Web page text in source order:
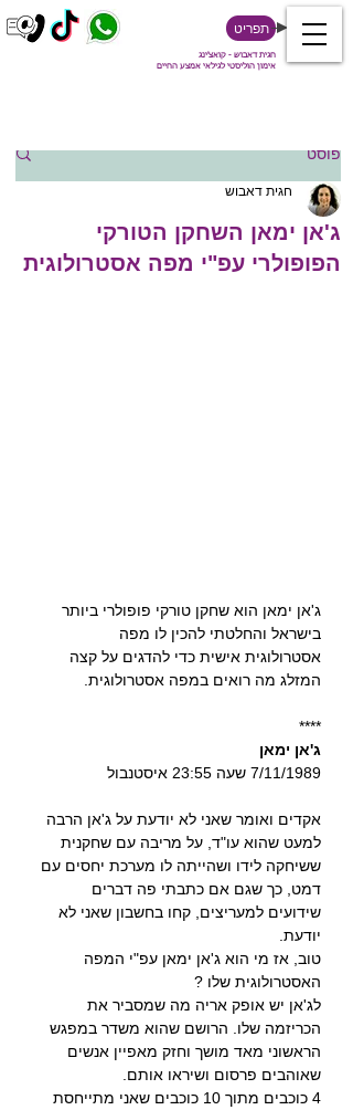
חגית דאבוש - קואצ'ינג
אימון הוליסטי לגילאי אמצע החיים
תפריט
פוסט
ג'אן ימאן השחקן הטורקי
הפופולרי עפ"י מפה אסטרולוגית
חגית דאבוש
ג'אן ימאן הוא שחקן טורקי פופולרי ביותר
בישראל והחלטתי להכין לו מפה
אסטרולוגית אישית כדי להדגים על קצה
המזלג מה רואים במפה אסטרולוגית.
****
ג'אן ימאן
7/11/1989 שעה 23:55 איסטנבול
אקדים ואומר שאני לא יודעת על ג'אן הרבה
למעט שהוא עו"ד, על מריבה עם שחקנית
ששיחקה לידו ושהייתה לו מערכת יחסים עם
דמט, כך שגם אם כתבתי פה דברים
שידועים למעריצים, קחו בחשבון שאני לא
יודעת.
טוב, אז מי הוא ג'אן ימאן עפ"י המפה
האסטרולוגית שלו ?
לג'אן יש אופק אריה מה שמסביר את
הכריזמה שלו. הרושם שהוא משדר במפגש
הראשוני מאד מושך וחזק מאפיין אנשים
שאוהבים פרסום ושיראו אותם.
4 כוכבים מתוך 10 כוכבים שאני מתייחסת